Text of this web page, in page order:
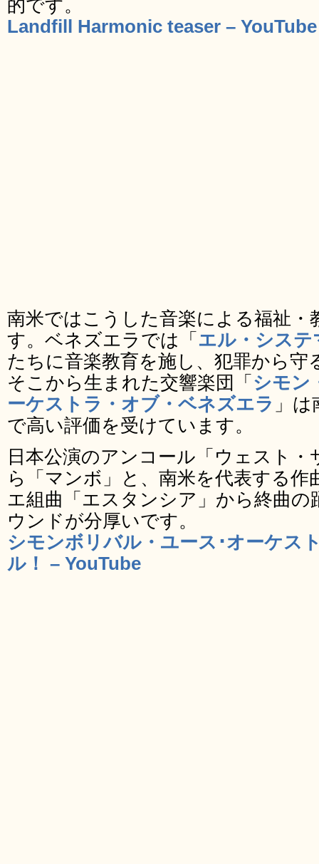
的です。
Landfill Harmonic teaser – YouTube
南米ではこうした音楽による福祉・
す。ベネズエラでは「 エル・システ
たちに音楽教育を施し、犯罪から守
そこから生まれた交響楽団「 シモン
ーケストラ・オブ・ベネズエラ 」
で高い評価を受けています。
日本公演のアンコール「ウェスト
ら「マンボ」と、南米を代表する
エ組曲「エスタンシア」から終曲の
ウンドが分厚いです。
シモンボリバル・ユース･オーケス
ル！ – YouTube